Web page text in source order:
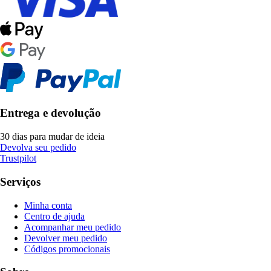
Entrega e devolução
30 dias para mudar de ideia
Devolva seu pedido
Trustpilot
Serviços
Minha conta
Centro de ajuda
Acompanhar meu pedido
Devolver meu pedido
Códigos promocionais